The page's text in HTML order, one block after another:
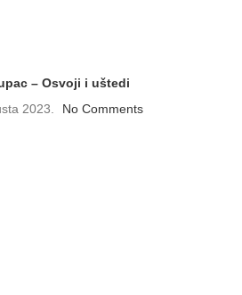
– Osvoji i uštedi
2023.
No Comments